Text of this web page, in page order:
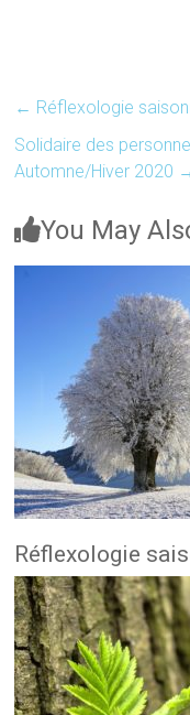
← Réflexologie
Solidaire des
Automne/Hiver 2020
You May
Réflexologie